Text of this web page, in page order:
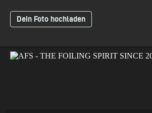
Dein Foto hochladen